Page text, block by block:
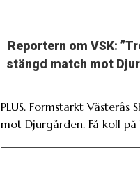
Reportern om VSK:
stängd match mot
PLUS. Formstarkt Västerås
mot Djurgården. Få koll på